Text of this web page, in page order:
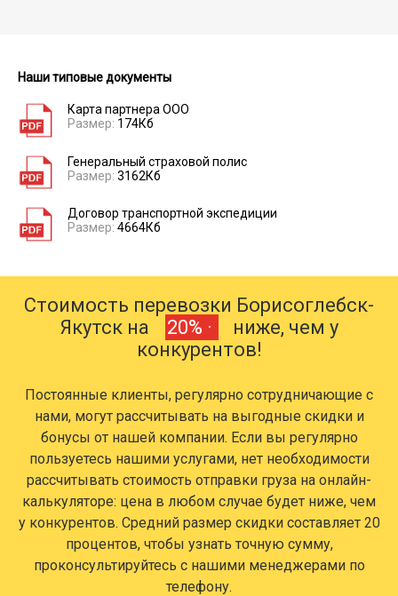
Наши типовые документы
Карта партнера ООО
Размер: 174Кб
Генеральный страховой полис
Размер: 3162Кб
Договор транспортной экспедиции
Размер: 4664Кб
Стоимость перевозки Борисоглебск-
Якутск на
20% ·
ниже, чем у
конкурентов!
Постоянные клиенты, регулярно сотрудничающие с
нами, могут рассчитывать на выгодные скидки и
бонусы от нашей компании. Если вы регулярно
пользуетесь нашими услугами, нет необходимости
рассчитывать стоимость отправки груза на онлайн-
калькуляторе: цена в любом случае будет ниже, чем
у конкурентов. Средний размер скидки составляет 20
процентов, чтобы узнать точную сумму,
проконсультируйтесь с нашими менеджерами по
телефону.